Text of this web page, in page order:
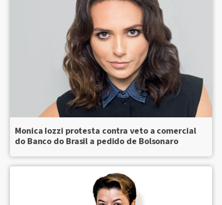
Monica Iozzi protesta contra veto a comercial
do Banco do Brasil a pedido de Bolsonaro